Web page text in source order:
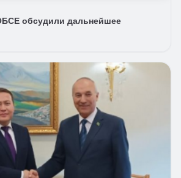
обсудили дальнейшее